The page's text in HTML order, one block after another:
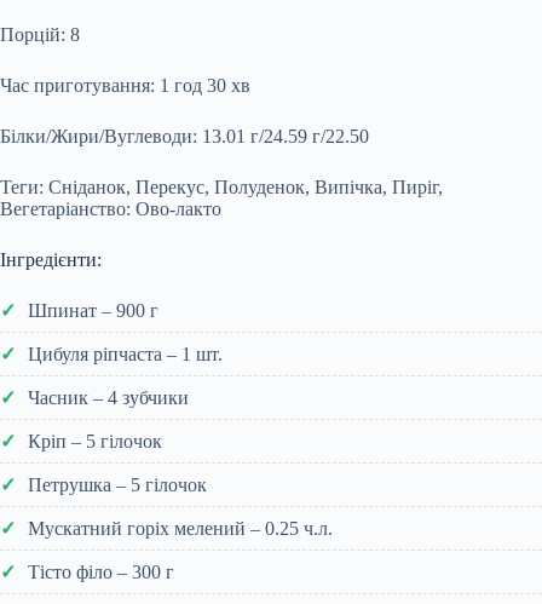
Порцій: 8
Час приготування: 1 год 30 хв
Білки/Жири/Вуглеводи: 13.01 г/24.59 г/22.50
Теги: Сніданок, Перекус, Полуденок, Випічка, Пиріг,
Вегетаріанство: Ово-лакто
Інгредієнти:
Шпинат – 900 г
Цибуля ріпчаста – 1 шт.
Часник – 4 зубчики
Кріп – 5 гілочок
Петрушка – 5 гілочок
Мускатний горіх мелений – 0.25 ч.л.
Тісто філо – 300 г